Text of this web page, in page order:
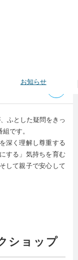
お知らせ
ふとした疑問をきっ
です。
深く理解し尊重する
する」気持ちを育む
して親子で安心して
ショップ